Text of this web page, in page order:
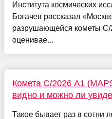
Института космических
Богачев рассказал
разрушающейся кометы C/
оценивае...
Комета C/2026 A1
видно и можно ли
Такое бывает раз в сотни